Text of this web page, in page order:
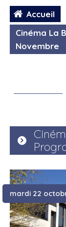
Accueil
Cinéma La
Novembre
mardi 22